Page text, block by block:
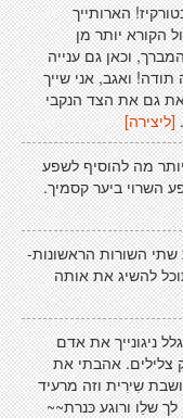
הארותייך
הקורא יותר מן
וכאן גם ענייה
ואגב, אני שייך
את גם את הצד הנקבי
[ליצירה]
מה להוסיף לשפע
השרוי ביער קסמיך.
השורות הראשונות-
להשיג את אותה
ניגונייך את אדם
צלילים. אהבתי את
שִירִית וזה מרעיד
שלֵו ורוגע כּנרת~~